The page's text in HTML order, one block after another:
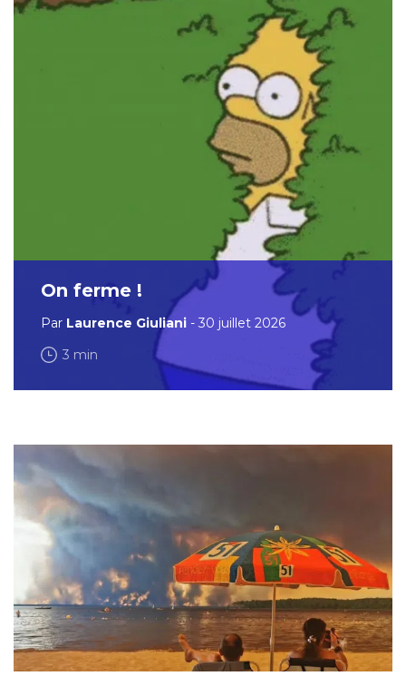
On ferme !
Par Laurence Giuliani - 30 juillet 2026
3 min